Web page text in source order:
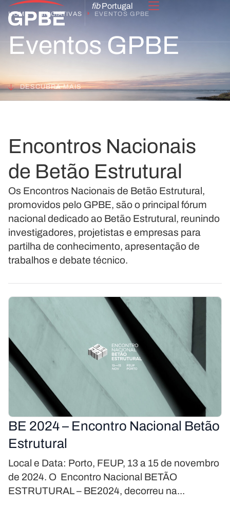
fibPortugal
Eventos GPBE
HOME INICIATIVAS EVENTOS GPBE
DESCUBRA MAIS
Encontros Nacionais
de Betão Estrutural
Os Encontros Nacionais de Betão Estrutural,
promovidos pelo GPBE, são o principal fórum
nacional dedicado ao Betão Estrutural, reunindo
investigadores, projetistas e empresas para
partilha de conhecimento, apresentação de
trabalhos e debate técnico.
BE 2024 – Encontro Nacional Betão
Estrutural
Local e Data: Porto, FEUP, 13 a 15 de novembro
de 2024. O Encontro Nacional BETÃO
ESTRUTURAL – BE2024, decorreu na...